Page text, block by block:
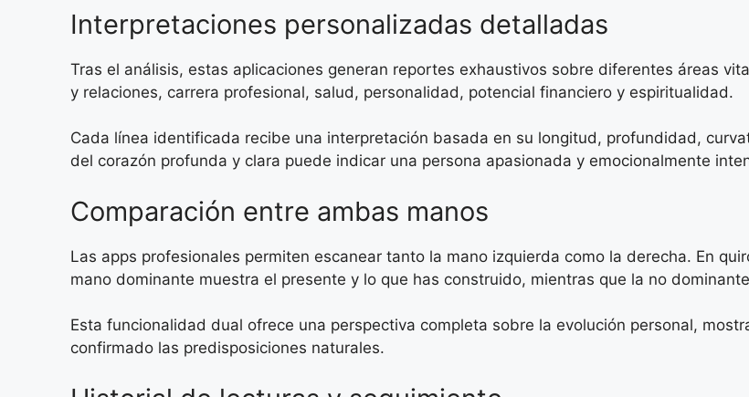
Interpretaciones personalizadas detalladas
Tras el análisis, estas aplicaciones generan reportes exhaustivos sobre diferentes áreas
y relaciones, carrera profesional, salud, personalidad, potencial financiero y espiritualidad.
Cada línea identificada recibe una interpretación basada en su longitud, profundidad,
del corazón profunda y clara puede indicar una persona apasionada y emocionalmente
Comparación entre ambas manos
Las apps profesionales permiten escanear tanto la mano izquierda como la derecha. En
mano dominante muestra el presente y lo que has construido, mientras que la no
Esta funcionalidad dual ofrece una perspectiva completa sobre la evolución personal,
confirmado las predisposiciones naturales.